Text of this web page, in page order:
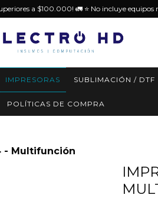
a $100.000! 🚛 ⭐️ No incluye equipos
IMPRESORAS SUBLIMACIÓN / DTF
POLÍTICAS DE COMPRA
- Multifunción